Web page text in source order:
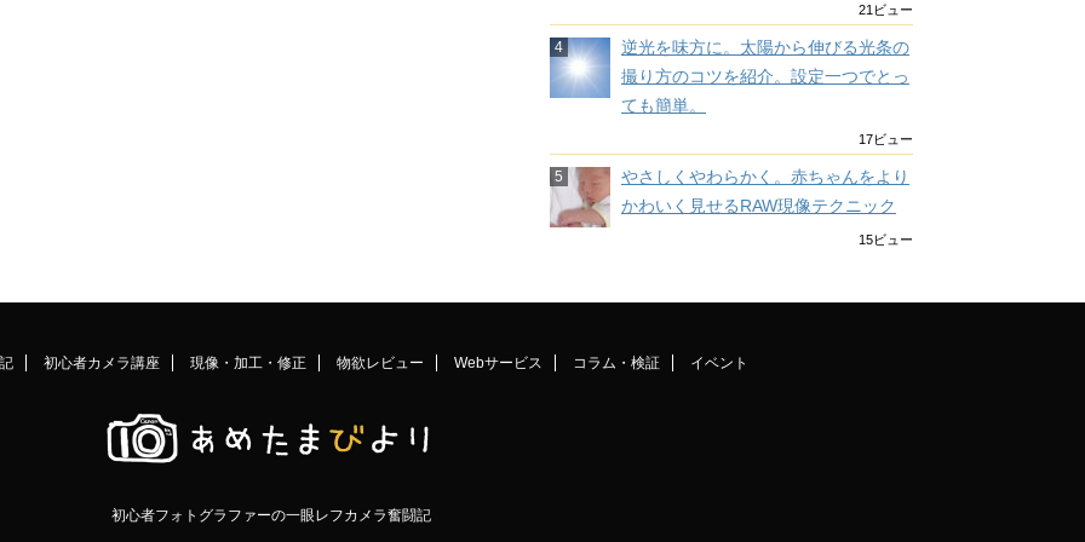
21ビュー
逆光を味方に。太陽から伸びる光条の
撮り方のコツを紹介。設定一つでとっ
ても簡単。
17ビュー
やさしくやわらかく。赤ちゃんをより
かわいく見せるRAW現像テクニック
15ビュー
初心者カメラ講座 現像・加工・修正 物欲レビュー Webサービス コラム・検証 イベント
初心者フォトグラファーの一眼レフカメラ奮闘記